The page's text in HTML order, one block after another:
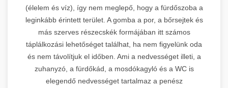
(élelem és víz), így nem meglepő, hogy a fürdőszoba a
leginkább érintett terület. A gomba a por, a bőrsejtek és
más szerves részecskék formájában itt számos
táplálkozási lehetőséget találhat, ha nem figyelünk oda
és nem távolítjuk el időben. Ami a nedvességet illeti, a
zuhanyzó, a fürdőkád, a mosdókagyló és a WC is
elegendő nedvességet tartalmaz a penész